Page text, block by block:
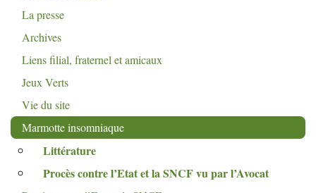
La presse
Archives
Liens filial, fraternel et amicaux
Jeux Verts
Vie du site
Marmotte insomniaque
Littérature
Procès contre l’Etat et laSNCFvu par l’Avocat